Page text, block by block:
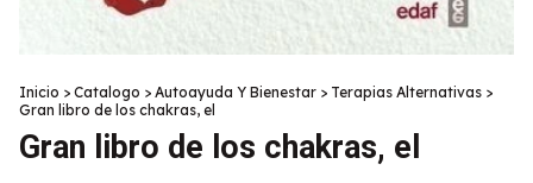
Inicio > Catalogo > Autoayuda Y Bienestar > Terapias Alternativas >
Gran libro de los chakras, el
Gran libro de los chakras, el